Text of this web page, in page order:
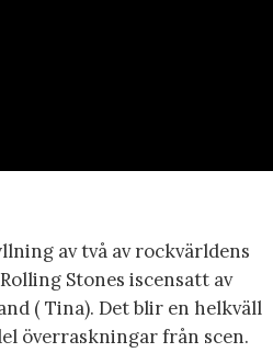
av två av rockvärldens
Stones iscensatt av
( Tina). Det blir en helkväll
överraskningar från scen.